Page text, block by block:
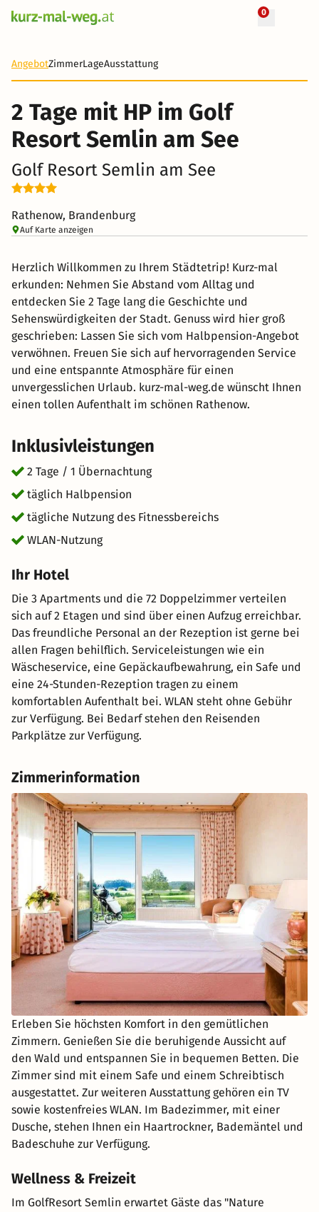
0+ 50 Fotos
AngebotZimmerLageAusstattung
2 Tage mit HP im Golf
Resort Semlin am See
Golf Resort Semlin am See
Rathenow, Brandenburg
Auf Karte anzeigen
Herzlich Willkommen zu Ihrem Städtetrip! Kurz-mal
erkunden: Nehmen Sie Abstand vom Alltag und
entdecken Sie 2 Tage lang die Geschichte und
Sehenswürdigkeiten der Stadt. Genuss wird hier groß
geschrieben: Lassen Sie sich vom Halbpension-Angebot
verwöhnen. Freuen Sie sich auf hervorragenden Service
und eine entspannte Atmosphäre für einen
unvergesslichen Urlaub. kurz-mal-weg.de wünscht Ihnen
einen tollen Aufenthalt im schönen Rathenow.
Inklusivleistungen
2 Tage / 1 Übernachtung
täglich Halbpension
tägliche Nutzung des Fitnessbereichs
WLAN-Nutzung
Ihr Hotel
Die 3 Apartments und die 72 Doppelzimmer verteilen
sich auf 2 Etagen und sind über einen Aufzug erreichbar.
Das freundliche Personal an der Rezeption ist gerne bei
allen Fragen behilflich. Serviceleistungen wie ein
Wäscheservice, eine Gepäckaufbewahrung, ein Safe und
eine 24-Stunden-Rezeption tragen zu einem
komfortablen Aufenthalt bei. WLAN steht ohne Gebühr
zur Verfügung. Bei Bedarf stehen den Reisenden
Parkplätze zur Verfügung.
Zimmerinformation
Erleben Sie höchsten Komfort in den gemütlichen
Zimmern. Genießen Sie die beruhigende Aussicht auf
den Wald und entspannen Sie in bequemen Betten. Die
Zimmer sind mit einem Safe und einem Schreibtisch
ausgestattet. Zur weiteren Ausstattung gehören ein TV
sowie kostenfreies WLAN. Im Badezimmer, mit einer
Dusche, stehen Ihnen ein Haartrockner, Bademäntel und
Badeschuhe zur Verfügung.
Wellness & Freizeit
Im GolfResort Semlin erwartet Gäste das "Nature